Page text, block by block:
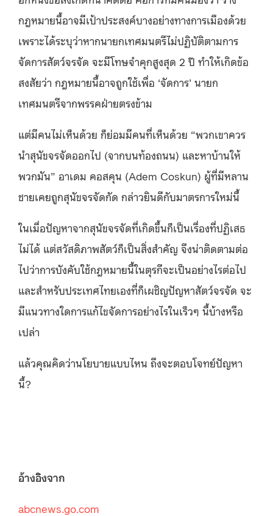
กฎหมายนี้อาจมีเป้าประสงค์บางอย่างทางการเมืองด้วย
เพราะได้ระบุว่าหากนายกเทศมนตรีไม่ปฏิบัติตามการ
จัดการสัตว์จรจัด จะมีโทษจำคุกสูงสุด 2 ปี ทำให้เกิดข้อ
สงสัยว่า กฎหมายนี้อาจถูกใช้เพื่อ ‘จัดการ’ นายก
เทศมนตรีจากพรรคฝ่ายตรงข้าม
แต่มีคนไม่เห็นด้วย ก็ย่อมมีคนที่เห็นด้วย “พวกเขาควร
นำสุนัขจรจัดออกไป (จากบนท้องถนน) และหาบ้านให้
พวกมัน” อาเดม คอสคุน (Adem Coskun) ผู้ที่มีหลาน
ชายเคยถูกสุนัขจรจัดกัด กล่าวยินดีกับมาตรการใหม่นี้
ในเมื่อปัญหาจากสุนัขจรจัดที่เกิดขึ้นก็เป็นเรื่องที่ปฏิเสธ
ไม่ได้ แต่สวัสดิภาพสัตว์ก็เป็นสิ่งสำคัญ จึงน่าติดตามต่อ
ไปว่าการบังคับใช้กฎหมายนี้ในตุรกีจะเป็นอย่างไรต่อไป
และสำหรับประเทศไทยเองที่ก็เผชิญปัญหาสัตว์จรจัด จะ
มีแนวทางใดการแก้ไขจัดการอย่างไรในเร็วๆ นี้บ้างหรือ
เปล่า
แล้วคุณคิดว่านโยบายแบบไหน ถึงจะตอบโจทย์ปัญหา
นี้?
อ้างอิงจาก
abcnews.go.com